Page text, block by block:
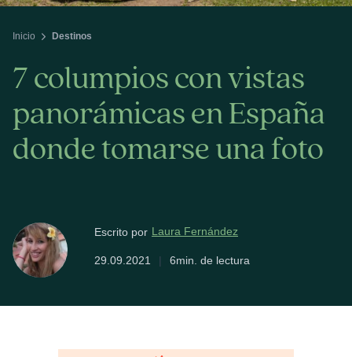
Inicio Destinos
7 columpios con vistas
panorámicas en España
donde tomarse una foto
Escrito por Laura Fernández
29.09.2021 | 6min. de lectura